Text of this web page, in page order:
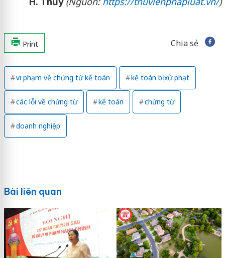
Print Chia sẻ
vi phạm về chứng từ kế toán kế toán bị xử phạt
các lỗi về chứng từ kế toán chứng từ
doanh nghiệp
Bài liên quan